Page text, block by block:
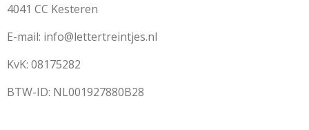
4041 CC Kesteren
E-mail: info@lettertreintjes.nl
KvK: 08175282
BTW-ID: NL001927880B28